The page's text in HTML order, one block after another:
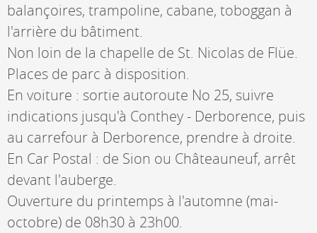
balançoires, trampoline, cabane, toboggan à
l'arrière du bâtiment.
Non loin de la chapelle de St. Nicolas de Flüe.
Places de parc à disposition.
En voiture : sortie autoroute No 25, suivre
indications jusqu'à Conthey - Derborence, puis
au carrefour à Derborence, prendre à droite.
En Car Postal : de Sion ou Châteauneuf, arrêt
devant l'auberge.
Ouverture du printemps à l'automne (mai-
octobre) de 08h30 à 23h00.